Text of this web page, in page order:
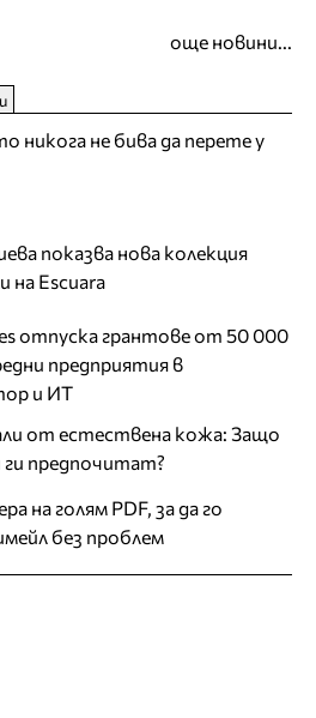
още новини...
никога не бива да перете у
показва нова колекция
на Escuara
отпуска грантове от 50 000
предприятия в
и ИТ
от естествена кожа: Защо
ги предпочитат?
на голям PDF, за да го
без проблем